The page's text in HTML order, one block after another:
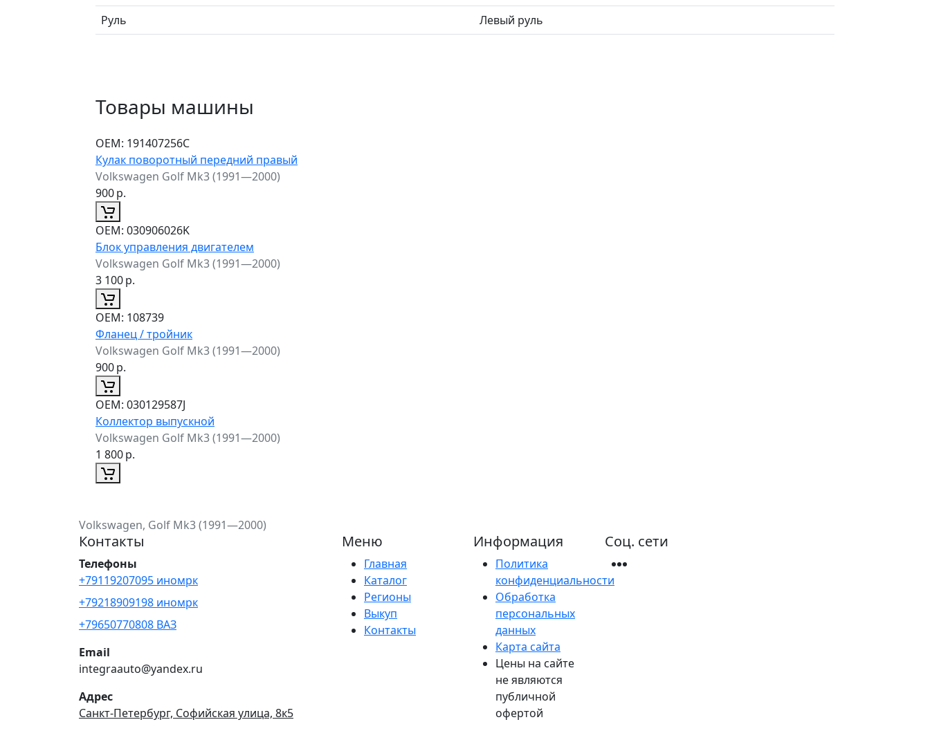
Руль
Левый руль
Товары машины
ОЕМ: 191407256C
Кулак поворотный передний правый
Volkswagen Golf Mk3 (1991—2000)
900р.
ОЕМ: 030906026K
Блок управления двигателем
Volkswagen Golf Mk3 (1991—2000)
3 100р.
ОЕМ: 108739
Фланец / тройник
Volkswagen Golf Mk3 (1991—2000)
900р.
ОЕМ: 030129587J
Коллектор выпускной
Volkswagen Golf Mk3 (1991—2000)
1 800р.
Volkswagen, Golf Mk3 (1991—2000)
Контакты
Телефоны
+79119207095 иномрк
+79218909198 иномрк
+79650770808 ВАЗ
Email
integraauto@yandex.ru
Адрес
Санкт-Петербург, Софийская улица, 8к5
Меню
Главная
Каталог
Регионы
Выкуп
Контакты
Информация
Политика
конфиденциальности
Обработка
персональных
данных
Карта сайта
Цены на сайте
не являются
публичной
офертой
Соц. сети